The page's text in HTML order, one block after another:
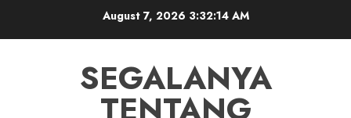
August 7, 2026 3:32:15 AM
SEGALANYA